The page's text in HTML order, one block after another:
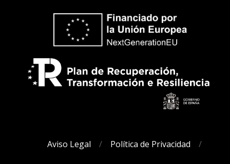
Aviso Legal Política de Privacidad